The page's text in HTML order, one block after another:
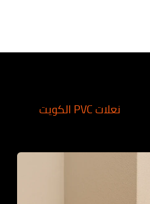
نعلات PVC الكويت